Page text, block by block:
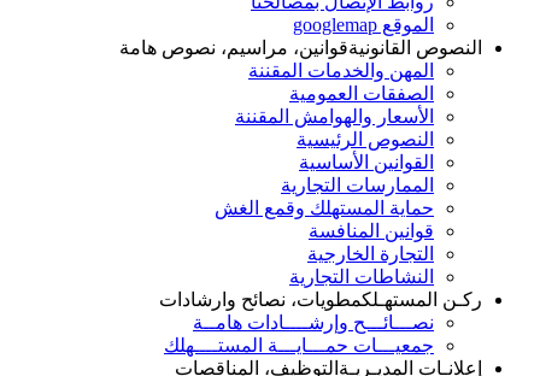
الموقع googlemap
النصوص القانونيةقوانين، مراسيم، نصوص هامة
المهن والخدمات المقننة
الصفقات العمومية
الأسعار والهوامش المقننة
النصوص الرئيسية
القوانين الأساسية
الممارسات التجارية
حماية المستهلك وقمع الغش
قوانين المنافسة
التجارة الخارجية
النشاطات التجارية
ركـن المستهـلكمطويات، نصائح وارشادات
نصـــائـــح وإرشــــادات هامــة
جمعيـــات حمـــايـــة المستــــهلك
إعلانـات المديـريـة التوظيف، المناقصات